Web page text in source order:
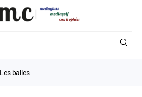
Les balles